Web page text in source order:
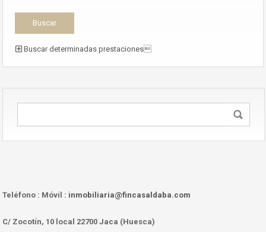
Buscar determinadas prestaciones
Teléfono : Móvil : inmobiliaria@fincasaldaba.com
C/ Zocotín, 10 local 22700 Jaca (Huesca)